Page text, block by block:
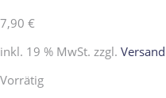
7,90 €
inkl. 19 % MwSt. zzgl.
Vorrätig